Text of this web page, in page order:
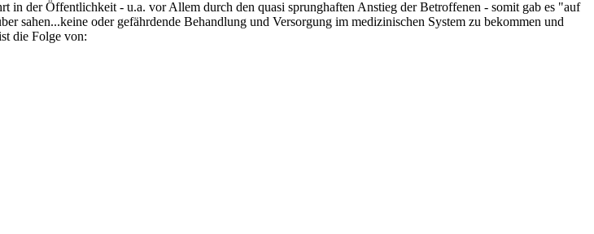
in der Öffentlichkeit - u.a. vor Allem durch den quasi sprunghaften Anstieg der Betroffenen - somit gab es "auf
sahen...keine oder gefährdende Behandlung und Versorgung im medizinischen System zu bekommen und
die Folge von: